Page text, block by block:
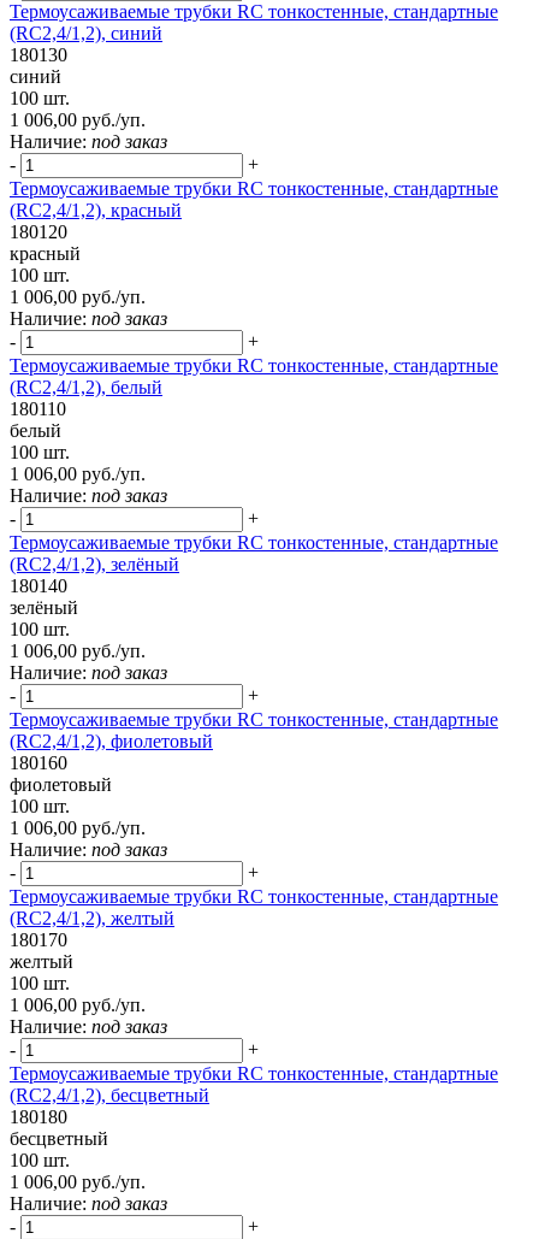
Термоусаживаемые трубки RC тонкостенные, стандартные
(RC2,4/1,2), синий
180130
синий
100 шт.
1 006,00 руб./уп.
Наличие: под заказ
-
+
Термоусаживаемые трубки RC тонкостенные, стандартные
(RC2,4/1,2), красный
180120
красный
100 шт.
1 006,00 руб./уп.
Наличие: под заказ
-
+
Термоусаживаемые трубки RC тонкостенные, стандартные
(RC2,4/1,2), белый
180110
белый
100 шт.
1 006,00 руб./уп.
Наличие: под заказ
-
+
Термоусаживаемые трубки RC тонкостенные, стандартные
(RC2,4/1,2), зелёный
180140
зелёный
100 шт.
1 006,00 руб./уп.
Наличие: под заказ
-
+
Термоусаживаемые трубки RC тонкостенные, стандартные
(RC2,4/1,2), фиолетовый
180160
фиолетовый
100 шт.
1 006,00 руб./уп.
Наличие: под заказ
-
+
Термоусаживаемые трубки RC тонкостенные, стандартные
(RC2,4/1,2), желтый
180170
желтый
100 шт.
1 006,00 руб./уп.
Наличие: под заказ
-
+
Термоусаживаемые трубки RC тонкостенные, стандартные
(RC2,4/1,2), бесцветный
180180
бесцветный
100 шт.
1 006,00 руб./уп.
Наличие: под заказ
-
+